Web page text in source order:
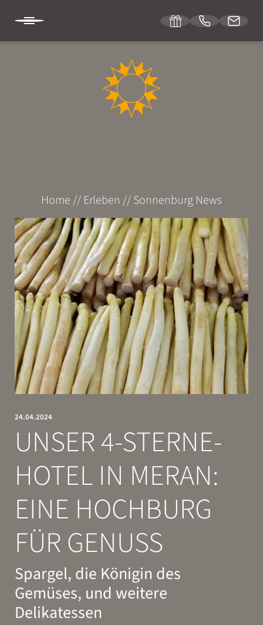
DIE SONNENBURG
ERLEBEN
Zu Fuß
Mit dem Rad
Weihnachten & Neujahr
Must-See
Sonnenburg News
ENTSPANNEN
Home// Erleben //Sonnenburg News
24.04.2024
UNSER 4-STERNE-
HOTEL IN MERAN:
EINE HOCHBURG
FÜR GENUSS
Spargel, die Königin des
Gemüses, und weitere
Delikatessen